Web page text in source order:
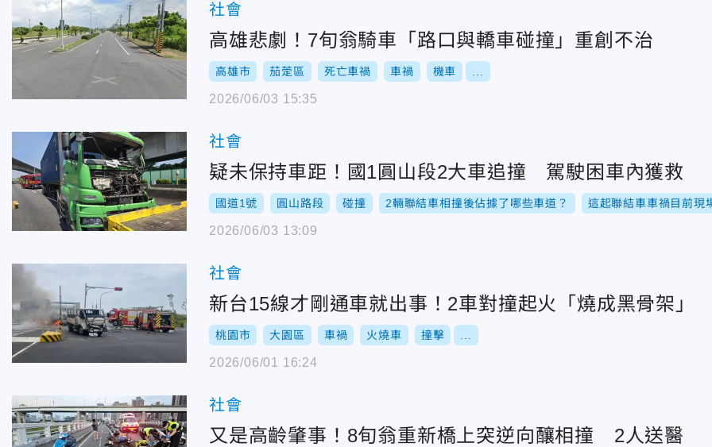
社會
高雄悲劇！7旬翁騎車「路口與轎車碰撞」重創不治
高雄市 茄萣區 死亡車禍 車禍 機車
2026/06/03 15:35
社會
疑未保持車距！國1圓山段2大車追撞 駕駛困車內獲救
國道1號 圓山路段 碰撞 2輛聯結車相撞後佔據了哪些車道？ 這起聯結車車禍目前現
2026/06/03 13:09
社會
新台15線才剛通車就出事！2車對撞起火「燒成黑骨架」
桃園市 大園區 車禍 火燒車 撞擊
2026/06/01 16:24
社會
又是高齡肇事！8旬翁重新橋上突逆向釀相撞 2人送醫